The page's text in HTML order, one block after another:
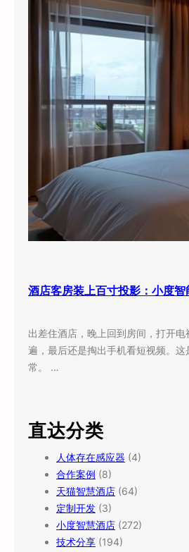
出差住酒店，晚上回到房间，打开
遍，最后还是掏出手机看短视频。这
常。 …
直达分类
人体存在感应器 (4)
合作案例 (8)
天猫智慧酒店 (64)
定制开发 (3)
小度智慧酒店 (272)
技术分享 (194)